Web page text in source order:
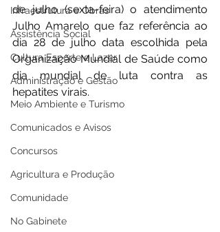
Infraestrutura e Obras
Assistência Social
Cultura Esporte e Lazer
Administração e Gestão
Meio Ambiente e Turismo
Comunicados e Avisos
Concursos
Agricultura e Produção
Comunidade
No Gabinete
de julho (sexta-feira) o atendimento
Julho Amarelo que faz referência ao
dia 28 de julho data escolhida pela
Organização Mundial de Saúde como
dia mundial de luta contra as
hepatites virais.